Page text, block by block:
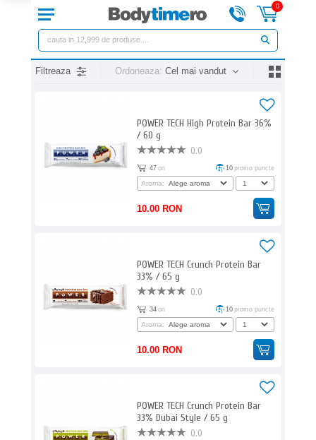
0
Filtreaza Ordoneaza: Cel mai vandut
POWER TECH High Protein Bar 36%
/ 60 g
0.0
47 ori 10 promo puncte
Aroma:
10.00 RON
POWER TECH Crunch Protein Bar
33% / 65 g
0.0
34 ori 10 promo puncte
Aroma:
10.00 RON
POWER TECH Crunch Protein Bar
33% Dubai Style / 65 g
0.0